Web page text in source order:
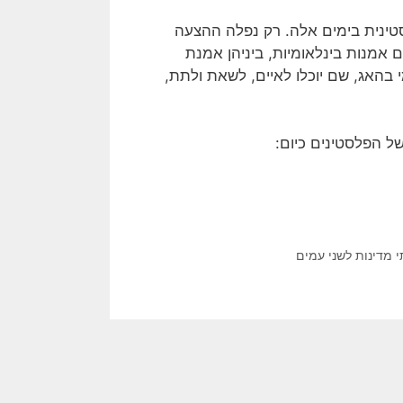
בימים אלה. רק נפלה ההצעה
בינלאומיות, ביניהן אמנת
בהאג, שם יוכלו לאיים, לשאת ולתת,
הפלסטינים כיום:
מדינות לשני עמים